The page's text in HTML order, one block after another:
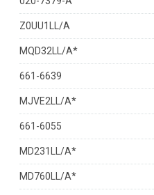
Z0UU1LL/A
MQD32LL/A*
661-6639
MJVE2LL/A*
661-6055
MD231LL/A*
MD760LL/A*